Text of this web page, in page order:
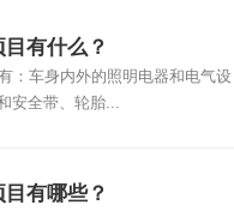
有什么？
：车身内外的照明电器和电气设
安全带、轮胎...
有哪些？